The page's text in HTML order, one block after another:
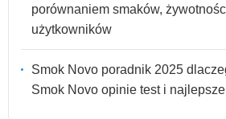
porównaniem smaków,
użytkowników
Smok Novo poradnik 2025
Smok Novo opinie test i